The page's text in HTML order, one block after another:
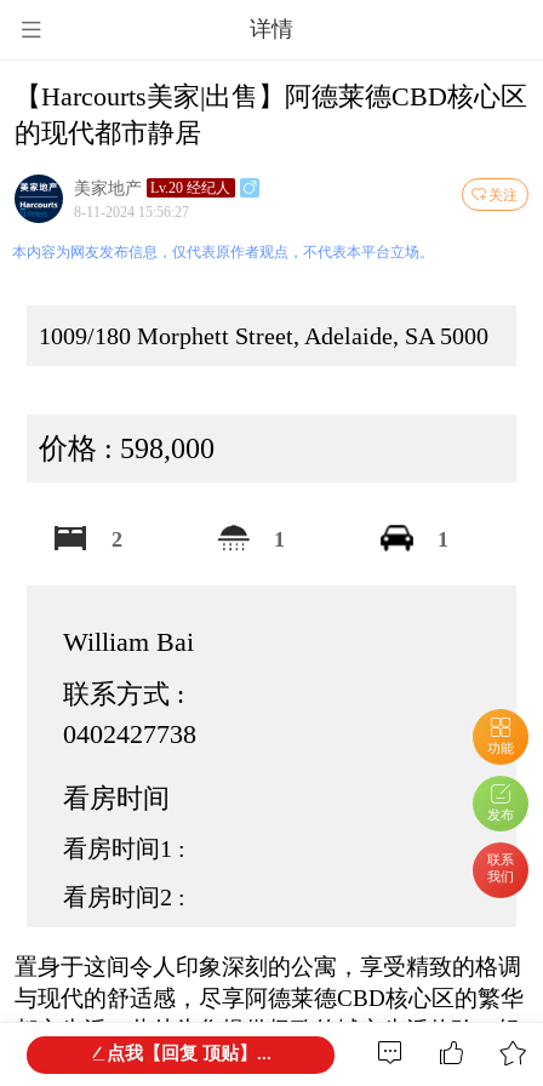
详情
功能
发布
联系
我们
【Harcourts美家|出售】阿德莱德CBD核心区
的现代都市静居
关注
美家地产 Lv.20 经纪人
8-11-2024 15:56:27
本内容为网友发布信息，仅代表原作者观点，不代表本平台立场。
1009/180 Morphett Street, Adelaide, SA 5000
价格 : 598,000
2 1 1
William Bai
联系方式 :
0402427738
看房时间
看房时间1 :
看房时间2 :
置身于这间令人印象深刻的公寓，享受精致的格调
与现代的舒适感，尽享阿德莱德CBD核心区的繁华
都市生活。此处为您提供极致的城市生活体验，轻
松触达城市内的主要景点。
点我【回复 顶贴】...